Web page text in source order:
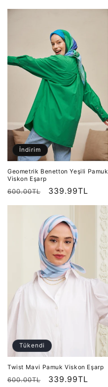
fiyat
fiyat
İndirim
Geometrik Benetton Yeşili Pamuk
Viskon Eşarp
Normal
600.00TL
İndirimli
339.99TL
Tükendi
Twist Mavi Pamuk Viskon Eşarp
Normal
600.00TL
İndirimli
339.99TL